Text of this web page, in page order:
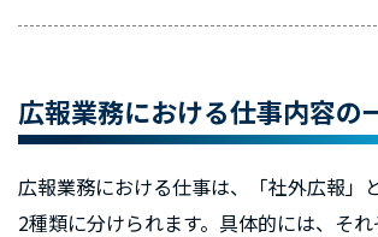
広報業務における仕事内容の
広報業務における仕事は、「社外広報」
2種類に分けられます。具体的には、そ